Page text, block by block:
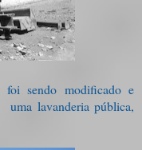
sendo modificado e
uma lavanderia pública,